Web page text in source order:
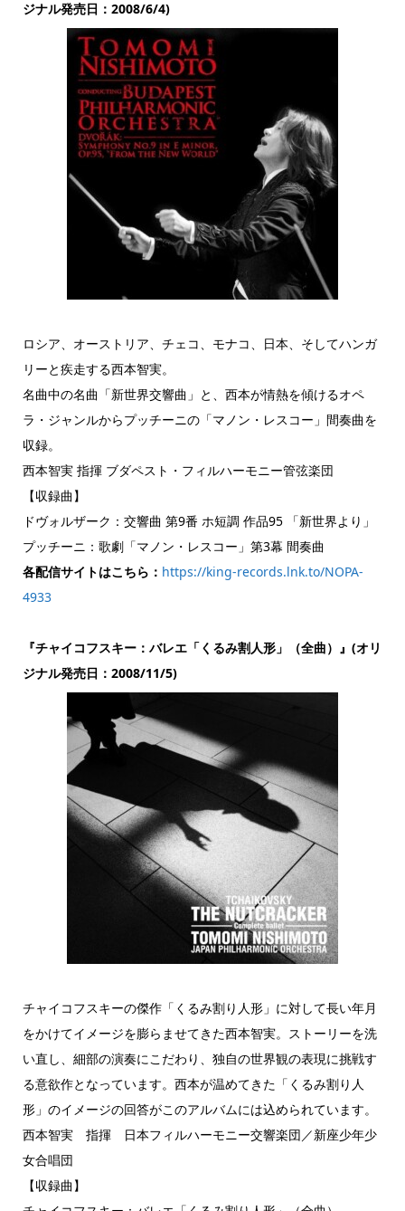
ジナル発売日：2008/6/4)
ロシア、オーストリア、チェコ、モナコ、日本、そしてハンガ
リーと疾走する西本智実。
名曲中の名曲「新世界交響曲」と、西本が情熱を傾けるオペ
ラ・ジャンルからプッチーニの「マノン・レスコー」間奏曲を
収録。
西本智実 指揮 ブダペスト・フィルハーモニー管弦楽団
【収録曲】
ドヴォルザーク：交響曲 第9番 ホ短調 作品95 「新世界より」
プッチーニ：歌劇「マノン・レスコー」第3幕 間奏曲
各配信サイトはこちら： https://king-records.lnk.to/NOPA-
4933
『チャイコフスキー：バレエ「くるみ割人形」（全曲）』(オリ
ジナル発売日：2008/11/5)
チャイコフスキーの傑作「くるみ割り人形」に対して長い年月
をかけてイメージを膨らませてきた西本智実。ストーリーを洗
い直し、細部の演奏にこだわり、独自の世界観の表現に挑戦す
る意欲作となっています。西本が温めてきた「くるみ割り人
形」のイメージの回答がこのアルバムには込められています。
西本智実 指揮 日本フィルハーモニー交響楽団／新座少年少
女合唱団
【収録曲】